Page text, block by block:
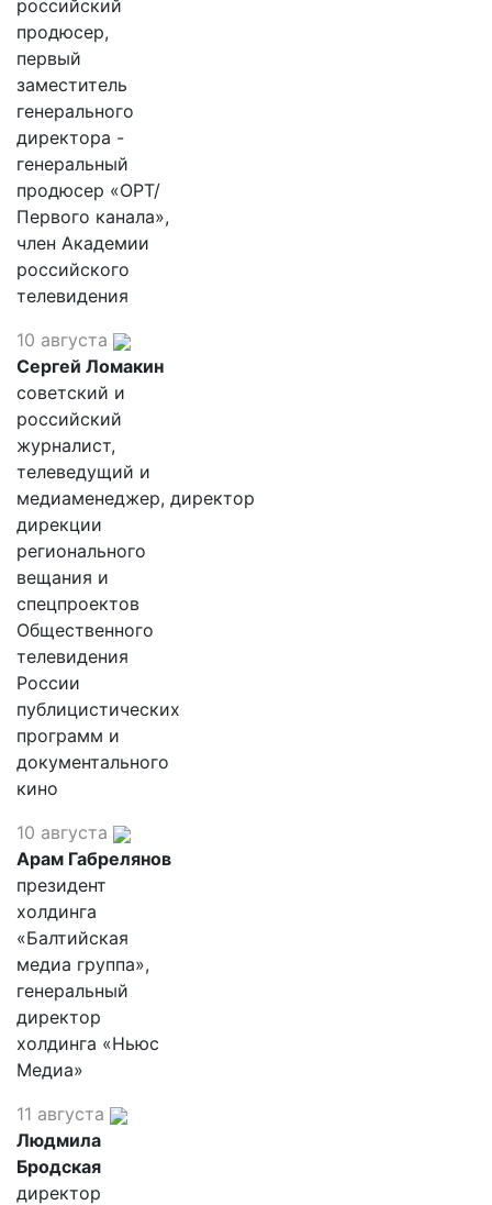
российский
продюсер,
первый
заместитель
генерального
директора -
генеральный
продюсер «ОРТ/
Первого канала»,
член Академии
российского
телевидения
10 августа
Сергей Ломакин
советский и
российский
журналист,
телеведущий и
медиаменеджер, директор
дирекции
регионального
вещания и
спецпроектов
Общественного
телевидения
России
публицистических
программ и
документального
кино
10 августа
Арам Габрелянов
президент
холдинга
«Балтийская
медиа группа»,
генеральный
директор
холдинга «Ньюс
Медиа»
11 августа
Людмила
Бродская
директор